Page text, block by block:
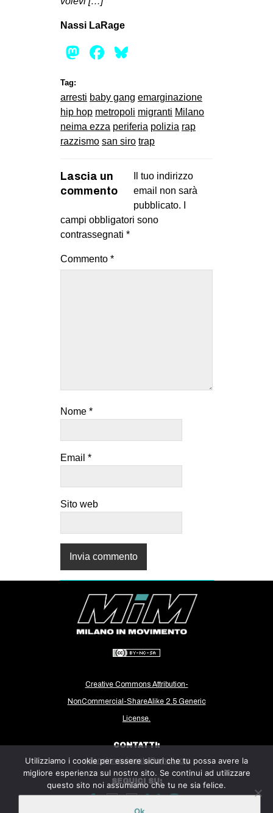
Nassi LaRage
Mastodon
Facebook
Tag:
arresti baby gang emarginazione
hip hop metropoli migranti Milano
neima ezza periferia polizia rap
razzismo san siro trap
Lascia un
commento
Il tuo indirizzo
email non sarà
pubblicato.
campi obbligatori sono
contrassegnati *
Commento *
Nome *
Email *
Sito web
Creative Commons Attribution-
NonCommercial-ShareAlike 2.5 Generic
License.
CONTATTI:
milanoinmovimento@gmail.com
SEGUICI SU:
Utilizziamo i cookie per essere sicuri che tu possa avere la
migliore esperienza sul nostro sito. Se continui ad utilizzare
questo sito noi assumiamo che tu ne sia felice.